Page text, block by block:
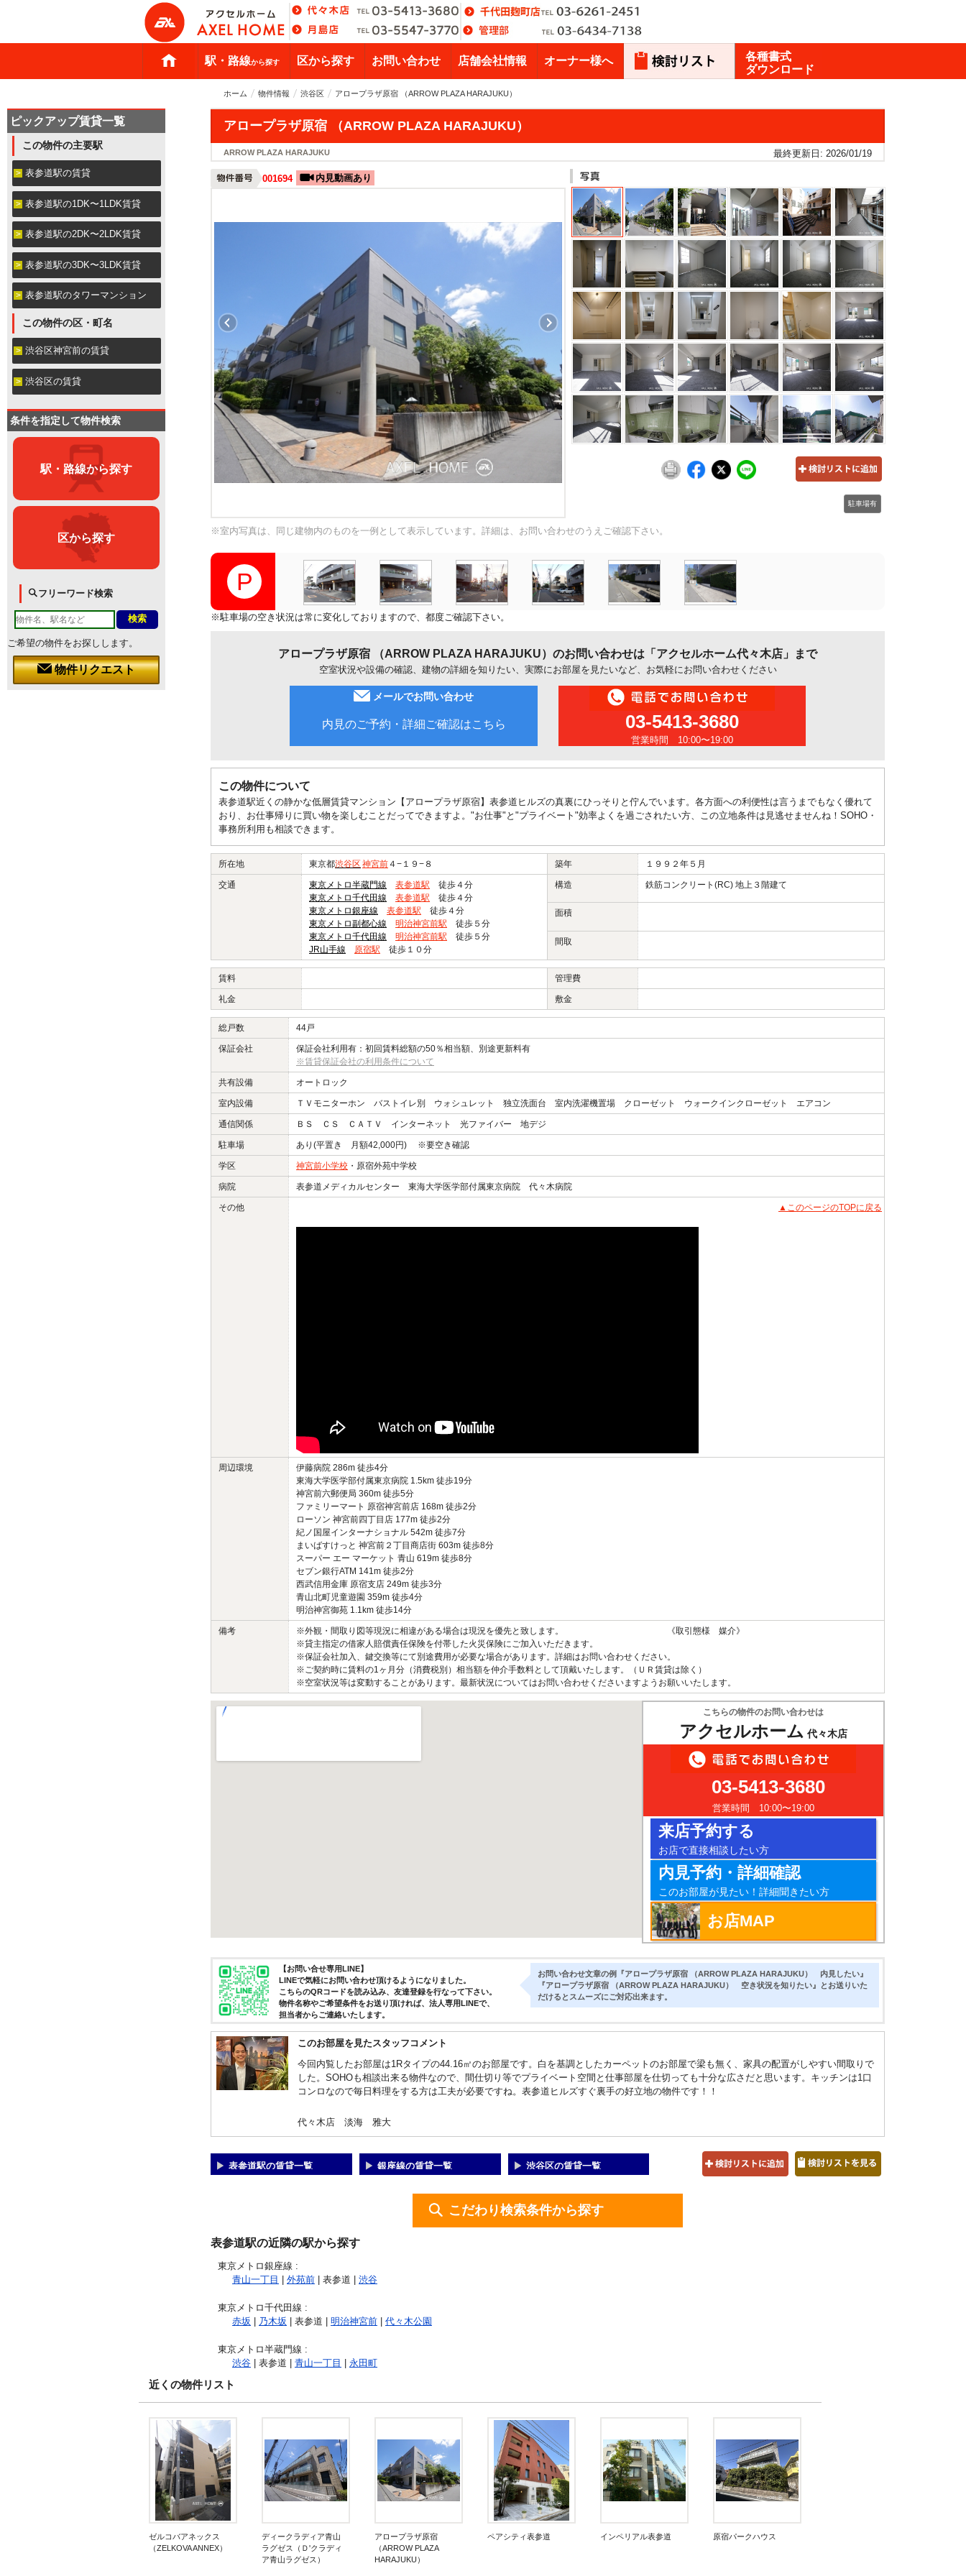
駅・路線から探す 区から探す お問い合わせ 店舗会社情報 オーナー様へ
各種書式
ダウンロード
ホーム 物件情報 渋谷区 アロープラザ原宿 （ARROW PLAZA HARAJUKU）
アロープラザ原宿 （ARROW PLAZA HARAJUKU）
ARROW PLAZA HARAJUKU 最終更新日: 2026/01/19
001694 内見動画あり
駐車場有
※室内写真は、同じ建物内のものを一例として表示しています。詳細は、お問い合わせのうえご確認下さい。
※駐車場の空き状況は常に変化しておりますので、都度ご確認下さい。
アロープラザ原宿 （ARROW PLAZA HARAJUKU）のお問い合わせは「アクセルホーム代々木店」まで
空室状況や設備の確認、建物の詳細を知りたい、実際にお部屋を見たいなど、お気軽にお問い合わせください
メールでお問い合わせ
内見のご予約・詳細ご確認はこちら 03-5413-3680
営業時間 10:00〜19:00
この物件について
表参道駅近くの静かな低層賃貸マンション【アロープラザ原宿】表参道ヒルズの真裏にひっそりと佇んでいます。各方面への利便性は言うまでもなく優れて
おり、お仕事帰りに買い物を楽しむことだってできますよ。"お仕事"と"プライベート"効率よくを過ごされたい方、この立地条件は見逃せませんね！SOHO・
事務所利用も相談できます。
所在地 東京都渋谷区 神宮前４−１９−８ 築年 １９９２年５月
交通 東京メトロ半蔵門線 表参道駅 徒歩４分
東京メトロ千代田線
表参道駅 徒歩４分
東京メトロ銀座線
表参道駅 徒歩４分
東京メトロ副都心線
明治神宮前駅 徒歩５分
東京メトロ千代田線
明治神宮前駅 徒歩５分
JR山手線
原宿駅 徒歩１０分
構造 鉄筋コンクリート(RC) 地上３階建て
面積
間取
賃料 管理費
礼金 敷金
総戸数 44戸
保証会社
保証会社利用有：初回賃料総額の50％相当額、別途更新料有
※賃貸保証会社の利用条件について
共有設備 オートロック
室内設備 ＴＶモニターホン バストイレ別 ウォシュレット 独立洗面台 室内洗濯機置場 クローゼット ウォークインクローゼット エアコン
通信関係 ＢＳ ＣＳ ＣＡＴＶ インターネット 光ファイバー 地デジ
駐車場 あり(平置き 月額42,000円) ※要空き確認
学区 神宮前小学校 ・原宿外苑中学校
病院 表参道メディカルセンター 東海大学医学部付属東京病院 代々木病院
その他 ▲このページのTOPに戻る
周辺環境
伊藤病院 286m 徒歩4分
東海大学医学部付属東京病院 1.5km 徒歩19分
神宮前六郵便局 360m 徒歩5分
ファミリーマート 原宿神宮前店 168m 徒歩2分
ローソン 神宮前四丁目店 177m 徒歩2分
紀ノ国屋インターナショナル 542m 徒歩7分
まいばすけっと 神宮前２丁目商店街 603m 徒歩8分
スーパー エー マーケット 青山 619m 徒歩8分
セブン銀行ATM 141m 徒歩2分
西武信用金庫 原宿支店 249m 徒歩3分
青山北町児童遊園 359m 徒歩4分
明治神宮御苑 1.1km 徒歩14分
備考
※外観・間取り図等現況に相違がある場合は現況を優先と致します。 《取引態様 媒介》
※貸主指定の借家人賠償責任保険を付帯した火災保険にご加入いただきます。
※保証会社加入、鍵交換等にて別途費用が必要な場合があります。詳細はお問い合わせください。
※ご契約時に賃料の1ヶ月分（消費税別）相当額を仲介手数料として頂戴いたします。（ＵＲ賃貸は除く）
※空室状況等は変動することがあります。最新状況についてはお問い合わせくださいますようお願いいたします。
こちらの物件のお問い合わせは
アクセルホーム 代々木店
03-5413-3680
営業時間 10:00〜19:00
来店予約する
お店で直接相談したい方
内見予約・詳細確認
このお部屋が見たい！詳細聞きたい方
お店MAP
【お問い合せ専用LINE】
LINEで気軽にお問い合わせ頂けるようになりました。
こちらのQRコードを読み込み、友達登録を行なって下さい。
物件名称やご希望条件をお送り頂ければ、法人専用LINEで、
担当者からご連絡いたします。
お問い合わせ文章の例『アロープラザ原宿 （ARROW PLAZA HARAJUKU） 内見したい』
『アロープラザ原宿 （ARROW PLAZA HARAJUKU） 空き状況を知りたい』とお送りいた
だけるとスムーズにご対応出来ます。
このお部屋を見たスタッフコメント
今回内覧したお部屋は1Rタイプの44.16㎡のお部屋です。白を基調としたカーペットのお部屋で梁も無く、家具の配置がしやすい間取りで
した。SOHOも相談出来る物件なので、間仕切り等でプライベート空間と仕事部屋を仕切っても十分な広さだと思います。キッチンは1口
コンロなので毎日料理をする方は工夫が必要ですね。表参道ヒルズすぐ裏手の好立地の物件です！！
代々木店 淡海 雅大
表参道駅の賃貸一覧 銀座線の賃貸一覧 渋谷区の賃貸一覧
こだわり検索条件から探す
表参道駅の近隣の駅から探す
東京メトロ銀座線 :
青山一丁目
外苑前 | 表参道 | 渋谷
東京メトロ千代田線 :
赤坂
乃木坂 | 表参道 | 明治神宮前 代々木公園
東京メトロ半蔵門線 :
渋谷 | 表参道 | 青山一丁目 永田町
近くの物件リスト
ゼルコバアネックス
（ZELKOVA ANNEX）
ディークラディア青山
ラグゼス（Ｄ'クラディ
ア青山ラグゼス）
アロープラザ原宿
（ARROW PLAZA
HARAJUKU）
ペアシティ表参道 インペリアル表参道 原宿パークハウス
ピックアップ賃貸一覧
この物件の主要駅
表参道駅の賃貸
表参道駅の1DK〜1LDK賃貸
表参道駅の2DK〜2LDK賃貸
表参道駅の3DK〜3LDK賃貸
表参道駅のタワーマンション
この物件の区・町名
渋谷区神宮前の賃貸
渋谷区の賃貸
条件を指定して物件検索
駅・路線から探す
区から探す
フリーワード検索
ご希望の物件をお探しします。
物件リクエスト